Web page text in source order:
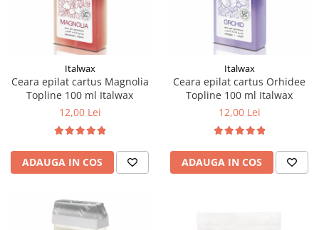
Pasta de Zahar
Produse Dupa Epilare
Produse Inainte de Epilare
Scrub pentru Corp
Tratamente pentru Par
Vopsea de Par
Italwax
Ceara epilat cartus Magnolia
Topline 100 ml Italwax
12,00 Lei
ADAUGA IN COS
Italwax
Ceara epilat cartus Orhidee
Topline 100 ml Italwax
12,00 Lei
ADAUGA IN COS